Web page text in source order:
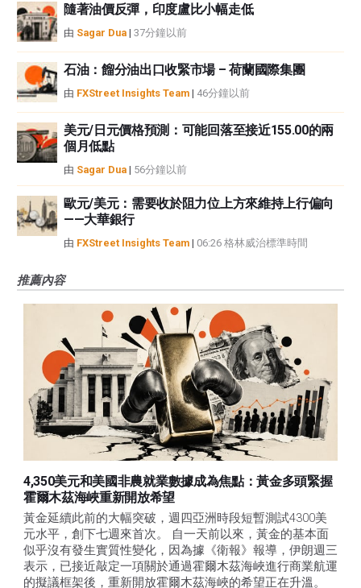
隨著油價反彈，印度盧比小幅走低
由 Sagar Dua | 37分鐘以前
石油：餾分油出口收緊市場 – 荷蘭國際集團
由 FXStreet Insights Team | 46分鐘以前
美元/日元價格預測：可能回落至接近155.00的兩
個月低點
由 Sagar Dua | 56分鐘以前
歐元/美元：需要收於阻力位上方來維持上行偏向
——大華銀行
由 FXStreet Insights Team | 06:26 格林威治標準時間
推薦內容
4,350美元和美國非農就業數據成為焦點：黃金多頭緊握
霍爾木茲海峽重新開放希望
黃金延續此前的大幅突破，週四亞洲時段短暫測試4300美
元水平，創下七週來首次。 自一天前以來，黃金的基本面
似乎沒有發生實質性變化，因為據《衛報》報導，伊朗週三
表示，已接近敲定一項關於通過霍爾木茲海峽進行商業航運
的擬議框架後，重新開放霍爾木茲海峽的希望正在升溫。